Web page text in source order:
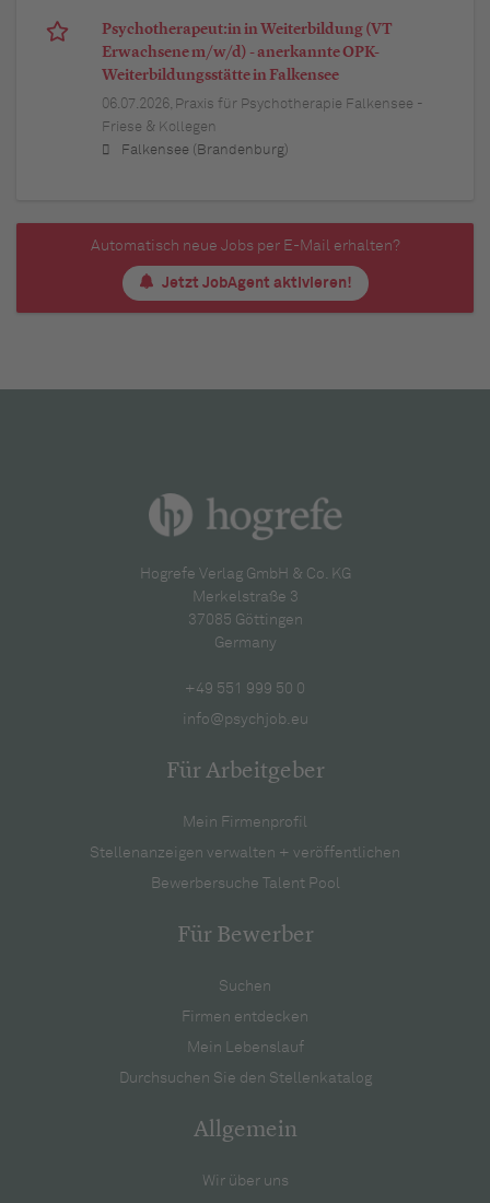
Psychotherapeut:in in Weiterbildung (VT
Erwachsene m/w/d) - anerkannte OPK-
Weiterbildungsstätte in Falkensee
06.07.2026, Praxis für Psychotherapie Falkensee -
Friese & Kollegen
Falkensee (Brandenburg)
Automatisch neue Jobs per E-Mail erhalten?
Jetzt JobAgent aktivieren!
Hogrefe Verlag GmbH & Co. KG
Merkelstraße 3
37085 Göttingen
Germany
+49 551 999 50 0
info@psychjob.eu
Für Arbeitgeber
Mein Firmenprofil
Stellenanzeigen verwalten + veröffentlichen
Bewerbersuche Talent Pool
Für Bewerber
Suchen
Firmen entdecken
Mein Lebenslauf
Durchsuchen Sie den Stellenkatalog
Allgemein
Wir über uns